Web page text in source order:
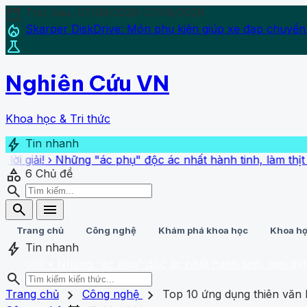
calendar_today Thứ Sáu, 07/08/2026 07/08/2026
local_fire_department Skarper DiskDrive: Món phụ kiện giúp xe đạp
science
Nghiên Cứu VN
Khoa học & Tri thức
bolt Tin nhanh
›Những "ác phụ" độc ác nhất hành tinh, làm thịt bạn
category 6 Chủ đề
search
search
menu
Trang chủ Công nghệ Khám phá khoa học Khoa
bolt Tin nhanh
search
homeTrang chủ
search close
Trang chủ chevron_right Công nghệ chevron_right
Top 10 ứng dụng thiên